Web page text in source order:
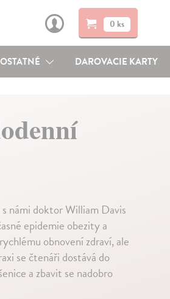
0 ks
OSTATNÉ DAROVACIE KARTY
námi doktor William Davis
epidemie obezity a
obnovení zdraví, ale
se čtenáři dostává do
a zbavit se nadobro